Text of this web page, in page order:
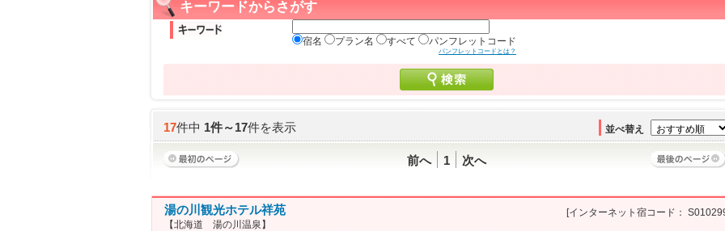
キーワードからさがす
宿名 プラン名 すべて パンフレットコード
パンフレットコードとは？
17件中1件～17件を表示 並べ替え
前へ 1 次へ
湯の川観光ホテル祥苑
【北海道 湯の川温泉】
[インターネット宿コード：